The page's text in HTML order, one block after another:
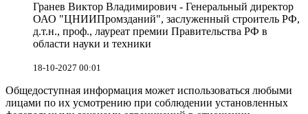
Гранев Виктор Владимирович - Генеральный директор
ОАО "ЦНИИПромзданий", заслуженный строитель РФ,
д.т.н., проф., лауреат премии Правительства РФ в
области науки и техники
18-10-2027 00:01
Общедоступная информация может использоваться любыми
лицами по их усмотрению при соблюдении установленных